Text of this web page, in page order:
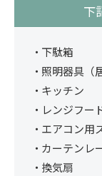
下
下駄箱
照明器具（
キッチン
レンジフー
エアコン用
カーテンレ
換気扇